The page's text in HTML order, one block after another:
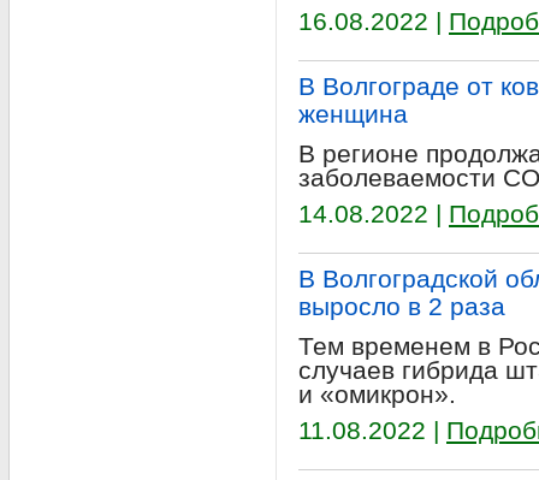
16.08.2022 |
В Волгограде от
женщина
В регионе
заболеваемости
14.08.2022 |
В Волгоградской
выросло в 2 раза
Тем временем в
случаев гибрида
и «омикрон».
11.08.2022 |